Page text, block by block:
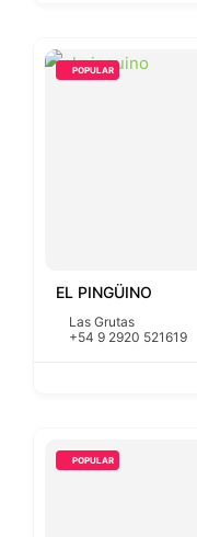
POPULAR
EL PINGÜINO
Las Grutas
+54 9 2920 521619
POPULAR